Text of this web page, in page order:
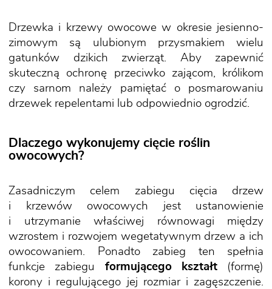
Drzewka i krzewy owocowe w okresie jesienno-
zimowym są ulubionym przysmakiem wielu
gatunków dzikich zwierząt. Aby zapewnić
skuteczną ochronę przeciwko zającom, królikom
czy sarnom należy pamiętać o posmarowaniu
drzewek repelentami lub odpowiednio ogrodzić.
Dlaczego wykonujemy cięcie roślin
owocowych?
Zasadniczym celem zabiegu cięcia drzew
i krzewów owocowych jest ustanowienie
i utrzymanie właściwej równowagi między
wzrostem i rozwojem wegetatywnym drzew a ich
owocowaniem. Ponadto zabieg ten spełnia
funkcje zabiegu formującego kształt(formę)
korony i regulującego jej rozmiar i zagęszczenie.